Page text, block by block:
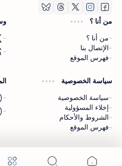
اشترك الآن
اشترك في قناتنا على
من أنا ؟
من أنا ؟
الإتصال بنا
فهرس الموقع
سياسة الخصوصية
سياسة الخصوصية
إخلاء المسؤولية
الشروط والأحكام
فهرس الموقع